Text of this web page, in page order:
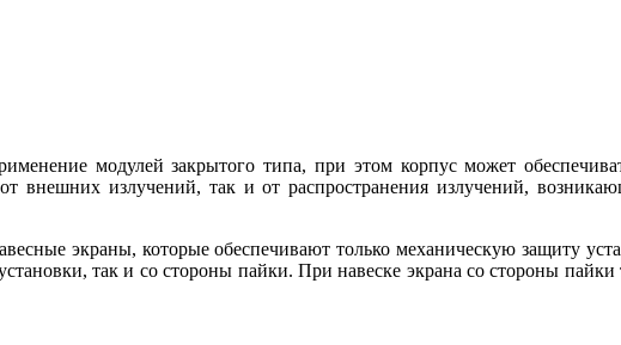
модулей закрытого типа, при этом корпус может
внешних излучений, так и от распространения излучений,
экраны, которые обеспечивают только механическую защиту
так и со стороны пайки. При навеске экрана со стороны